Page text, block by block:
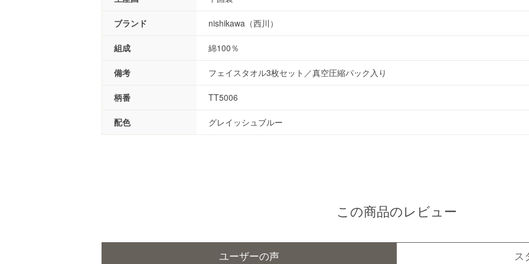
ブランド nishikawa（西川）
組成 綿100％
備考 フェイスタオル3枚セット／真空圧縮パック入り
柄番 TT5006
配色 グレイッシュブルー
この商品のレビュー
ユーザーの声 ス